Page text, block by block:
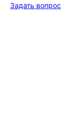
Задать вопрос